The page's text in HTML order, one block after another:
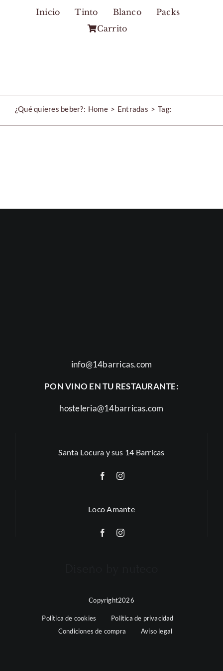
Inicio Tinto Blanco
Packs
Carrito
¿Qué quieres beber?: Home Entradas Tag:
info@14barricas.com
PON VINO EN TU RESTAURANTE:
hosteleria@14barricas.com
Santa Locura y sus 14 Barricas
Loco Amante
Copyright2026
Política de cookies
Política de privacidad
Condiciones de compra
Aviso legal